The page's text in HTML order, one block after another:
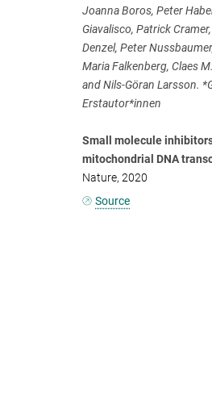
Joanna Boros, Peter
Giavalisco, Patrick
Denzel, Peter
Maria Falkenberg, Claes
and Nils-Göran Larsson.
Erstautor*innen
Small molecule
mitochondrial DNA
Nature, 2020
Source